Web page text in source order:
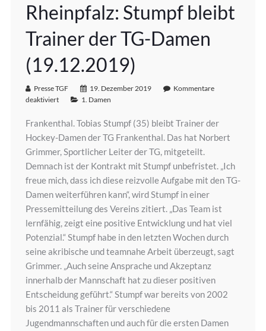
Rheinpfalz: Stumpf bleibt
Trainer der TG-Damen
(19.12.2019)
Presse TGF 19. Dezember 2019
Kommentare
deaktiviert
1. Damen
Frankenthal. Tobias Stumpf (35) bleibt Trainer der
Hockey-Damen der TG Frankenthal. Das hat Norbert
Grimmer, Sportlicher Leiter der TG, mitgeteilt.
Demnach ist der Kontrakt mit Stumpf unbefristet. „Ich
freue mich, dass ich diese reizvolle Aufgabe mit den TG-
Damen weiterführen kann“, wird Stumpf in einer
Pressemitteilung des Vereins zitiert. „Das Team ist
lernfähig, zeigt eine positive Entwicklung und hat viel
Potenzial.“ Stumpf habe in den letzten Wochen durch
seine akribische und teamnahe Arbeit überzeugt, sagt
Grimmer. „Auch seine Ansprache und Akzeptanz
innerhalb der Mannschaft hat zu dieser positiven
Entscheidung geführt.“ Stumpf war bereits von 2002
bis 2011 als Trainer für verschiedene
Jugendmannschaften und auch für die ersten Damen